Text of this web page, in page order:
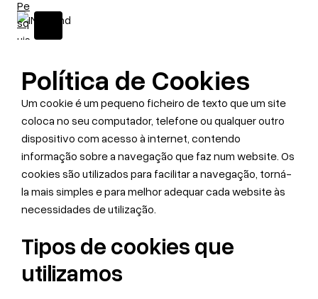
Política de Cookies
Um cookie é um pequeno ficheiro de texto que um site
coloca no seu computador, telefone ou qualquer outro
dispositivo com acesso à internet, contendo
informação sobre a navegação que faz num website. Os
cookies são utilizados para facilitar a navegação, torná-
la mais simples e para melhor adequar cada website às
necessidades de utilização.
Tipos de cookies que
utilizamos